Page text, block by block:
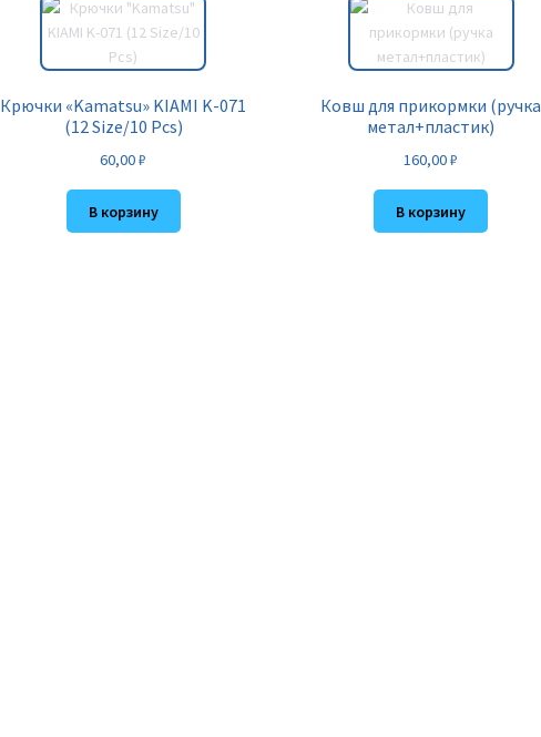
Крючки «Kamatsu» KIAMI K-071
(12 Size/10 Pcs)
60,00₽
В корзину
Ковш для прикормки (ручка
метал+пластик)
160,00₽
В корзину